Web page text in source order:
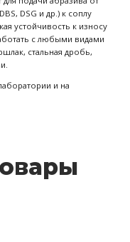
DSG и др.) к соплу
устойчивость к износу
с любыми видами
стальная дробь,
и на